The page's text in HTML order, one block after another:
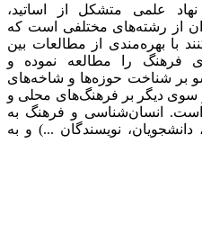
علمی متشکل از اساتید،
از رشته‌های مختلفی است که
با بهره‌مندی از مطالعات بین
فرهنگ را مطالعه نموده و
بر شناخت حوزه‌ها و شاخه‌های
سوی دیگر بر فرهنگ‌های محلی و
است. انسان‌شناسی و فرهنگ به
نویسندگان ...) و به